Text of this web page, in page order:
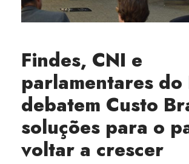
Findes, CNI e
parlamentares do
debatem Custo
soluções para o
voltar a crescer